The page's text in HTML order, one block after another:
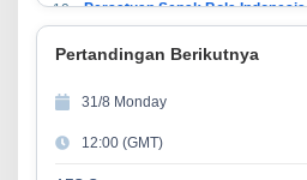
10
13
14
Madura United FC
Persatuan Sepakbola Makassar
Pertandingan Berikutnya
31/8 Monday
12:00 (GMT)